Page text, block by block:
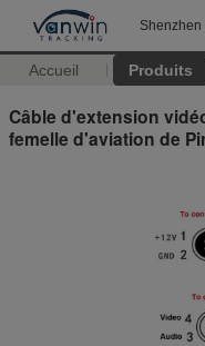
Shenzhen
Accueil Produits
Câble d'extension
femelle d'aviation de